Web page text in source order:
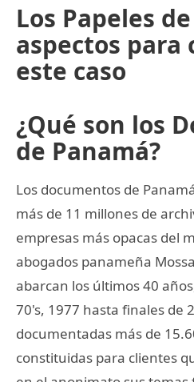
Los Papeles
aspectos para
este caso
¿Qué son los
de Panamá?
Los documentos de
más de 11 millones de
empresas más opacas del
abogados panameña
abarcan los últimos 40
70's, 1977 hasta finales de
documentadas más de
constituidas para clientes